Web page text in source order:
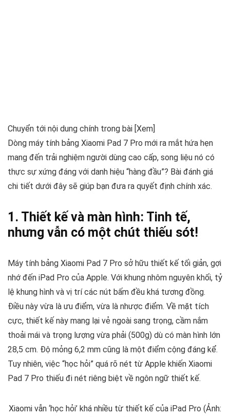
Chuyển tới nội dung chính trong bài [Xem]
Dòng máy tính bảng Xiaomi Pad 7 Pro mới ra mắt hứa hẹn
mang đến trải nghiệm người dùng cao cấp, song liệu nó có
thực sự xứng đáng với danh hiệu “hàng đầu”? Bài đánh giá
chi tiết dưới đây sẽ giúp bạn đưa ra quyết định chính xác.
1. Thiết kế và màn hình: Tinh tế,
nhưng vẫn có một chút thiếu sót!
Máy tính bảng Xiaomi Pad 7 Pro sở hữu thiết kế tối giản, gợi
nhớ đến iPad Pro của Apple. Với khung nhôm nguyên khối, tỷ
lệ khung hình và vị trí các nút bấm đều khá tương đồng.
Điều này vừa là ưu điểm, vừa là nhược điểm. Về mặt tích
cực, thiết kế này mang lại vẻ ngoài sang trọng, cầm nắm
thoải mái và trọng lượng vừa phải (500g) dù có màn hình lớn
28,5 cm. Độ mỏng 6,2 mm cũng là một điểm cộng đáng kể.
Tuy nhiên, việc “học hỏi” quá rõ nét từ Apple khiến Xiaomi
Pad 7 Pro thiếu đi nét riêng biệt về ngôn ngữ thiết kế.
Xiaomi vẫn ‘học hỏi’ khá nhiều từ thiết kế của iPad Pro (Ảnh: